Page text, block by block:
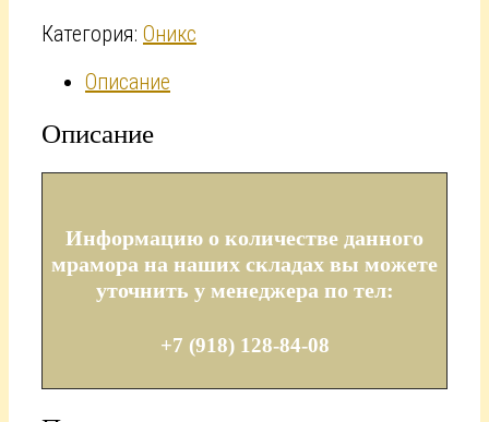
Категория: Оникс
Описание
Описание
Информацию о количестве данного
мрамора на наших складах вы можете
уточнить у менеджера по тел:
+7 (918) 128-84-08